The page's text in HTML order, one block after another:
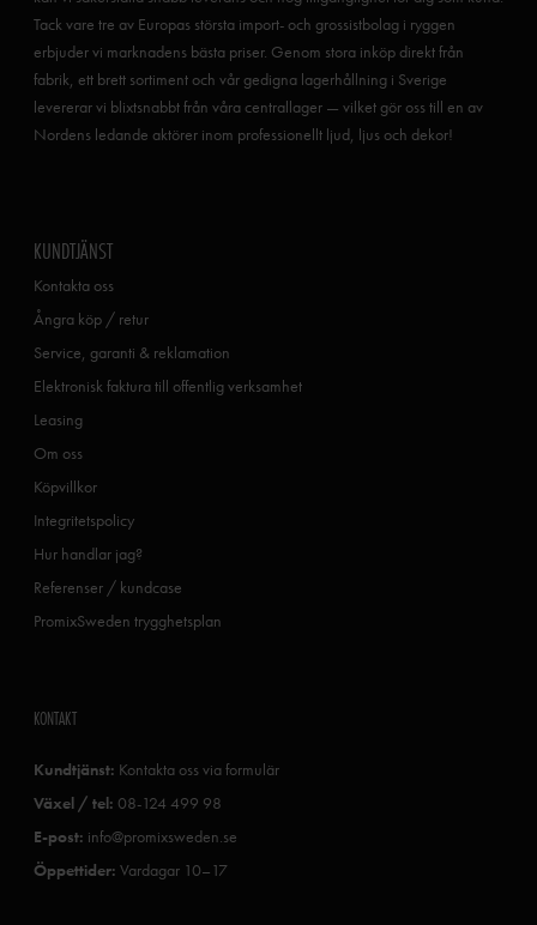
Tack vare tre av Europas största import- och grossistbolag i ryggen
erbjuder vi marknadens bästa priser. Genom stora inköp direkt från
fabrik, ett brett sortiment och vår gedigna lagerhållning i Sverige
levererar vi blixtsnabbt från våra centrallager — vilket gör oss till en av
Nordens ledande aktörer inom professionellt ljud, ljus och dekor!
KUNDTJÄNST
Kontakta oss
Ångra köp / retur
Service, garanti & reklamation
Elektronisk faktura till offentlig verksamhet
Leasing
Om oss
Köpvillkor
Integritetspolicy
Hur handlar jag?
Referenser / kundcase
PromixSweden trygghetsplan
KONTAKT
Kundtjänst: Kontakta oss via formulär
Växel / tel: 08-124 499 98
E-post: info@promixsweden.se
Öppettider: Vardagar 10–17